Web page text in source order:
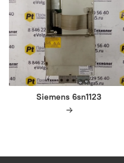
Siemens 6sn1123